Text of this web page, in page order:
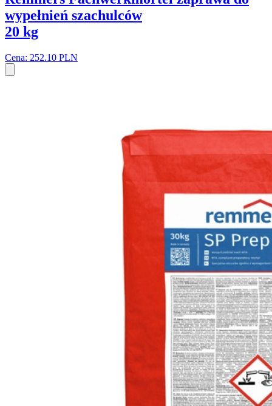
wypełnień szachulców
20 kg
Cena: 252.10 PLN